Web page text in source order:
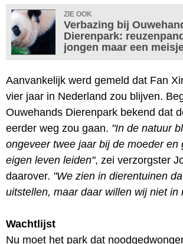
ZIE OOK
Verbazing bij
Dierenpark:
jongen maar een
Aanvankelijk werd gemeld dat Fan
vier jaar in Nederland zou blijven.
Ouwehands Dierenpark bekend dat
eerder weg zou gaan. "In de natuur
ongeveer twee jaar bij de moeder en
eigen leven leiden", zei verzorgster
daarover. "We zien in dierentuinen
uitstellen, maar daar willen wij niet in
Wachtlijst
Nu moet het park dat